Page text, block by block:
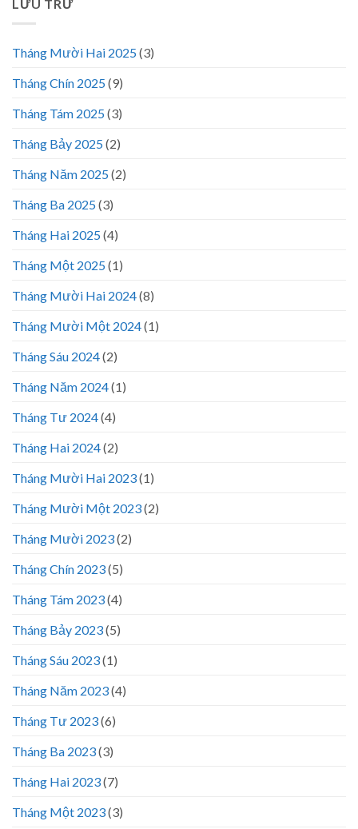
LƯU TRỮ
Tháng Mười Hai 2025(3)
Tháng Chín 2025(9)
Tháng Tám 2025(3)
Tháng Bảy 2025(2)
Tháng Năm 2025(2)
Tháng Ba 2025(3)
Tháng Hai 2025(4)
Tháng Một 2025(1)
Tháng Mười Hai 2024(8)
Tháng Mười Một 2024(1)
Tháng Sáu 2024(2)
Tháng Năm 2024(1)
Tháng Tư 2024(4)
Tháng Hai 2024(2)
Tháng Mười Hai 2023(1)
Tháng Mười Một 2023(2)
Tháng Mười 2023(2)
Tháng Chín 2023(5)
Tháng Tám 2023(4)
Tháng Bảy 2023(5)
Tháng Sáu 2023(1)
Tháng Năm 2023(4)
Tháng Tư 2023(6)
Tháng Ba 2023(3)
Tháng Hai 2023(7)
Tháng Một 2023(3)